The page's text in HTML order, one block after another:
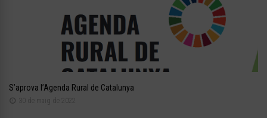
S’aprova l’Agenda Rural de Catalunya
30 de maig de 2022